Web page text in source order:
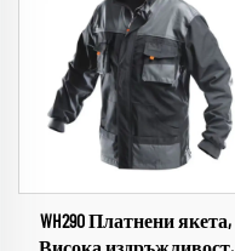
уплътнение от оксфорд
WH290 Платнени якета,